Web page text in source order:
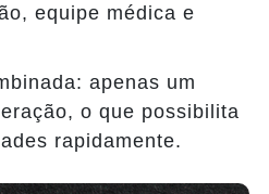
equipe médica e
apenas um
o que possibilita
rapidamente.